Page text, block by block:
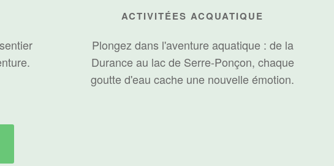
ACTIVITÉES ACQUATIQUE
Plongez dans l'aventure aquatique : de la
Durance au lac de Serre-Ponçon, chaque
goutte d'eau cache une nouvelle émotion.